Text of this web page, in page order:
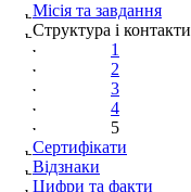
Місія та завдання
Структура і контакти
1
2
3
4
5
Сертифікати
Відзнаки
Цифри та факти